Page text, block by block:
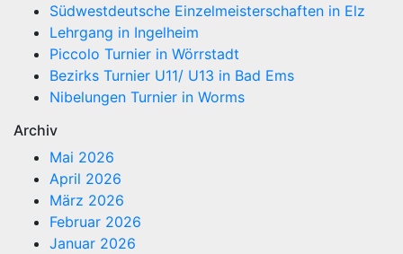
Südwestdeutsche Einzelmeisterschaften in Elz
Lehrgang in Ingelheim
Piccolo Turnier in Wörrstadt
Bezirks Turnier U11/ U13 in Bad Ems
Nibelungen Turnier in Worms
Archiv
Mai 2026
April 2026
März 2026
Februar 2026
Januar 2026